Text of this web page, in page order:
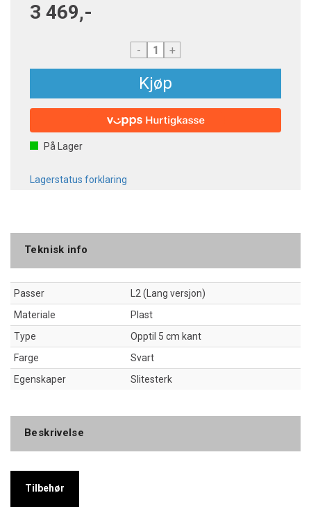
3 469,-
- +
Kjøp
På Lager
Lagerstatus forklaring
Teknisk info
Passer
L2 (Lang versjon)
Materiale
Plast
Type
Opptil 5 cm kant
Farge
Svart
Egenskaper
Slitesterk
Beskrivelse
Tilbehør